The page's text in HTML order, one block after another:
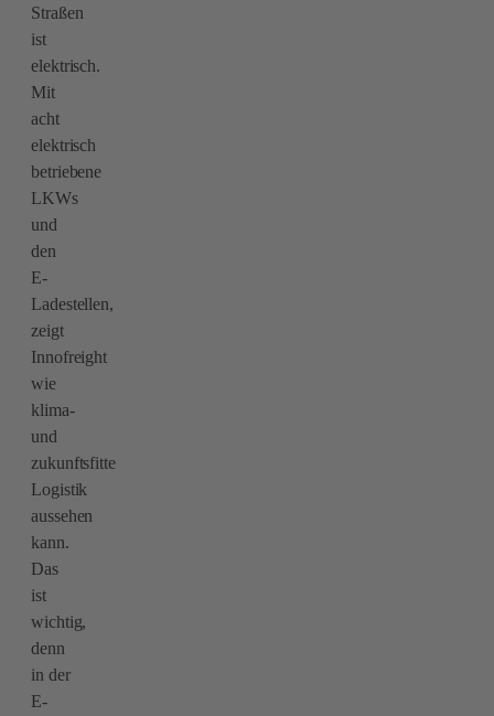
Straßen
ist
elektrisch.
Mit
acht
elektrisch
betriebene
LKWs
und
den
E-
Ladestellen,
zeigt
Innofreight
wie
klima-
und
zukunftsfitte
Logistik
aussehen
kann.
Das
ist
wichtig,
denn
in der
E-